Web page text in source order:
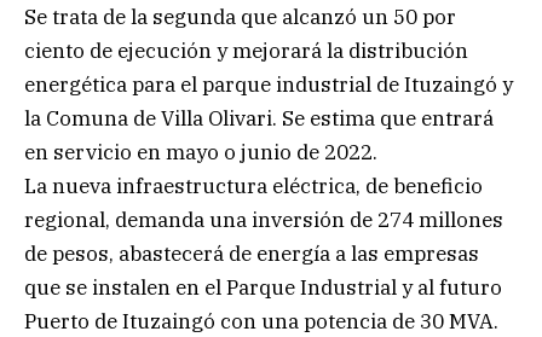
Se trata de la segunda que alcanzó un 50 por
ciento de ejecución y mejorará la distribución
energética para el parque industrial de Ituzaingó y
la Comuna de Villa Olivari. Se estima que entrará
en servicio en mayo o junio de 2022.
La nueva infraestructura eléctrica, de beneficio
regional, demanda una inversión de 274 millones
de pesos, abastecerá de energía a las empresas
que se instalen en el Parque Industrial y al futuro
Puerto de Ituzaingó con una potencia de 30 MVA.